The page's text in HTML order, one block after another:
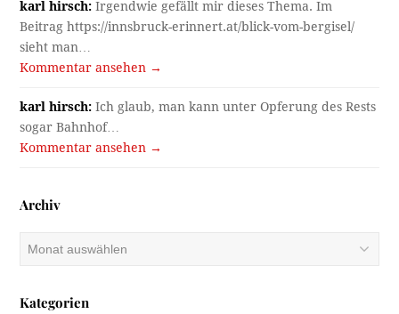
karl hirsch: Irgendwie gefällt mir dieses Thema. Im
Beitrag https://innsbruck-erinnert.at/blick-vom-bergisel/
sieht man…
Kommentar ansehen →
karl hirsch: Ich glaub, man kann unter Opferung des Rests
sogar Bahnhof…
Kommentar ansehen →
Archiv
Kategorien